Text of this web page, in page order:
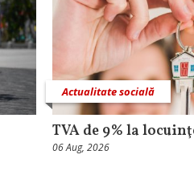
Actualitate socială
TVA de 9% la
06 Aug, 2026